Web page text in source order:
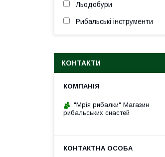
Льодобури
Рибальські інструменти
КОНТАКТИ
"Мрія рибалки" Магазин
рибальських снастей